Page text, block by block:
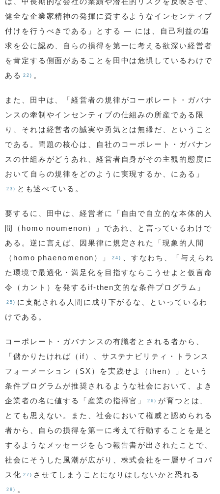
健全な企業家精神の発揮に資するようなインセンティブ
付けを行うべきである」とする — には、自己利益の追
求を公に認め、自らの損得を第一に考える欲深い経営者
を肯定する側面があることを田中は危惧しているわけで
ある
22) 。
また、田中は、「経営者の規律がコーポレート・ガバナ
ンスの牽制やインセンティブの仕組みの所産である限
り、それは経営者の誠実や勇気とは無縁だ、ということ
である。問題の核心は、自社のコーポレート・ガバナン
スの仕組みがどうあれ、経営者自身がその主観的態度に
おいて自らの規律をどのように実現するか、にある」
23) とも述べている。
要するに、田中は、経営者に「自由で自立的な本体的人
間（homo noumenon）」であれ、と言っているわけで
ある。逆に言えば、因果律に規定された「現象的人間
（homo phaenomenon）」
24)
、すなわち、「与えられ
た環境で最適化・満足化を目指すならこうせよと仮言命
令（カント）を発するif-then文的な条件プログラム」
25) に支配される人間に成り下がるな、といっているわ
けである。
コーポレート・ガバナンスの有識者とされる者から、
「儲かりたければ（if）、サステナビリティ・トランス
フォーメーション（SX）を実践せよ（then）」という
条件プログラムが推奨されるような社会において、よき
企業者の名に値する「産業の指揮官」
26) が育つとは、
とても思えない。また、社会において権威と認められる
者から、自らの損得を第一に考えて行動することを是と
するようなメッセージをもつ報告書が出されたことで、
社会にそうした風潮が広がり、株式会社を一層サイコパ
ス化 27) させてしまうことになりはしないかと恐れる
28) 。